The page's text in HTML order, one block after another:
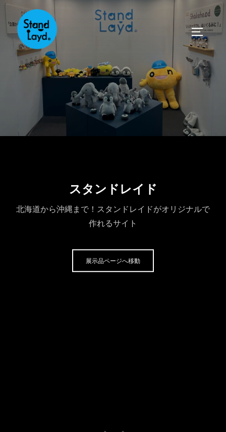
コ
テ
サイドバ
スタンドレイド
北海道から沖縄まで！スタンドレイドがオリジナルで
作れるサイト
展示品ページへ移動